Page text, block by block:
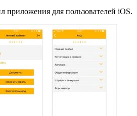
приложения для пользователей iOS.